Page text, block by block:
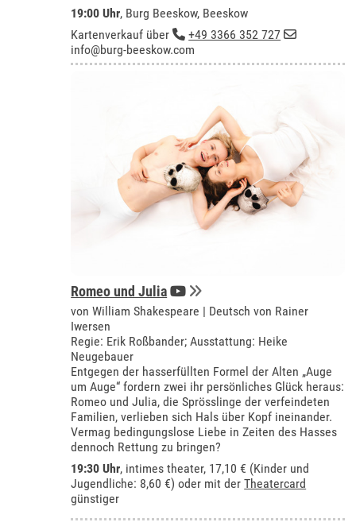
19:00 Uhr, Burg Beeskow, Beeskow
Kartenverkauf über
+49 3366 352 727
info@burg-beeskow.com
Romeo und Julia
von William Shakespeare | Deutsch von Rainer
Iwersen
Regie: Erik Roßbander; Ausstattung: Heike
Neugebauer
Entgegen der hasserfüllten Formel der Alten „Auge
um Auge“ fordern zwei ihr persönliches Glück heraus:
Romeo und Julia, die Sprösslinge der verfeindeten
Familien, verlieben sich Hals über Kopf ineinander.
Vermag bedingungslose Liebe in Zeiten des Hasses
dennoch Rettung zu bringen?
19:30 Uhr, intimes theater, 17,10 € (Kinder und
Jugendliche: 8,60 €) oder mit derTheatercard
günstiger